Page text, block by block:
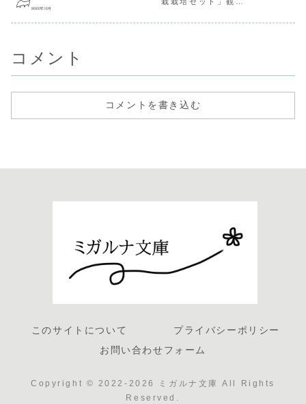
木土は飲んでも...
コメント
コメントを書き込む
このサイトについて
プライバシーポリシー
お問い合わせフォーム
Copyright © 2022-2026 ミガルナ文庫 All Rights
Reserved.